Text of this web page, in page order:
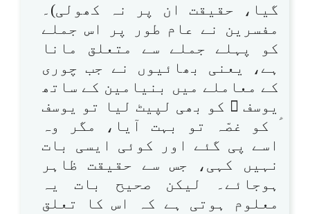
گیا، حقیقت ان پر نہ کھولی)۔
مفسرین نے عام طور پر اس جملے
کو پہلے جملے سے متعلق مانا
ہے، یعنی بھائیوں نے جب چوری
کے معاملے میں بنیامین کے ساتھ
یوسف ؑ کو بھی لپیٹ لیا تو یوسف
ؑ کو غصّہ تو بہت آیا، مگر وہ
اسے پی گئے اور کوئی ایسی بات
نہیں کہی، جس سے حقیقت ظاہر
ہوجائے۔ لیکن صحیح بات یہ
معلوم ہوتی ہے کہ اس کا تعلق